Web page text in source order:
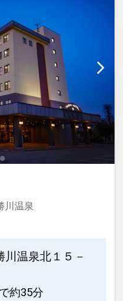
川温泉
温泉北１５－
約35分